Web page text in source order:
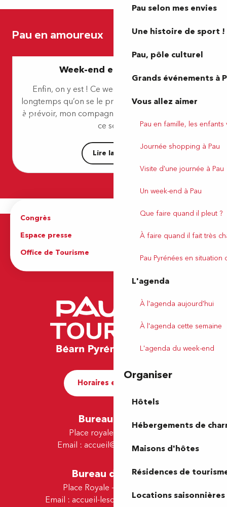
Pau selon mes envies
Une histoire de sport !
Pau, pôle culturel
Grands événements à
Vous allez aimer
Pau en famille, les
Journée shopping à Pau
Visite d'une journée à Pau
Un week-end à Pau
Que faire quand il pleut ?
À faire quand il fait très
Pau Pyrénées en situation
L'agenda
À l'agenda aujourd'hui
À l'agenda cette semaine
L'agenda du week-end
Organiser
Hôtels
Hébergements de
Maisons d'hôtes
Résidences de
Locations saisonnières
Hôtel Parc Beaumont Mgallery
Pau en amoureux
Week-end en amoureux
Enfin, on y est ! Ce week-end à Pau, ça faisait
longtemps qu’on se le promettait… Je n’ai rien eu
à prévoir, mon compagnon a tout préparé ! Donc
ce sera...
Lire la suite
Congrès
Espace pro
Espace presse
Brochures
Office de Tourisme
Horaires et contact
Bureau de Pau
Place royale - 64000 Pau
Email : accueil@tourismepau.fr
Bureau de Lescar
Place Royale - 64230 Lescar
Email : accueil-lescar@tourismepau.fr